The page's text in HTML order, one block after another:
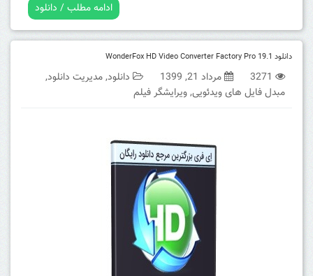
ادامه مطلب / دانلود
دانلود WonderFox HD Video Converter Factory Pro 19.1
3271 مرداد 21, 1399 دانلود,مدیریت دانلود,
مبدل فایل های ویدئویی,ویرایشگر فیلم